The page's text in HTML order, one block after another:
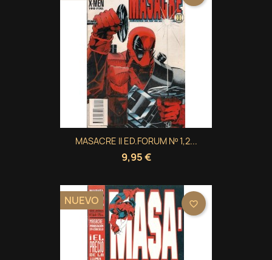
MASACRE II ED.FORUM Nº 1,2...
9,95 €
NUEVO favorite_border